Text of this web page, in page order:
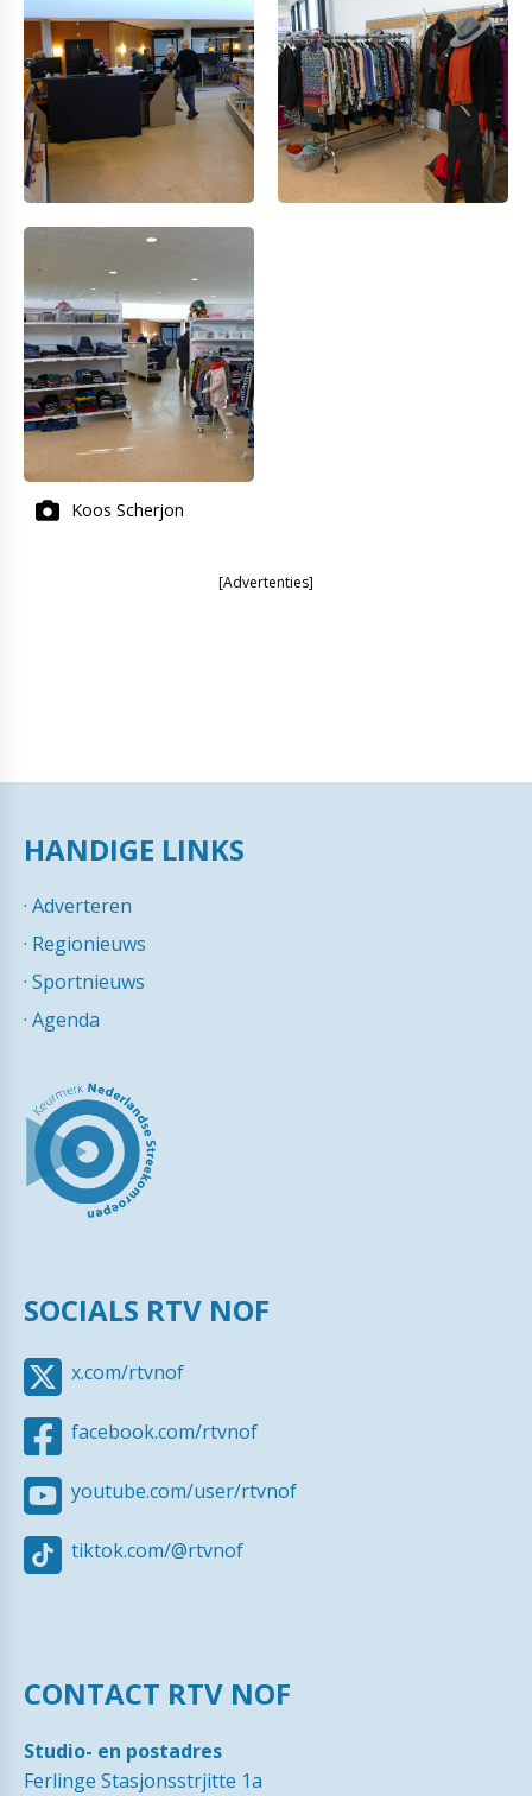
Koos Scherjon
[Advertenties]
HANDIGE LINKS
· Adverteren
· Regionieuws
· Sportnieuws
· Agenda
SOCIALS RTV NOF
x.com/rtvnof
facebook.com/rtvnof
youtube.com/user/rtvnof
tiktok.com/@rtvnof
CONTACT RTV NOF
Studio- en postadres
Ferlinge Stasjonsstrjitte 1a